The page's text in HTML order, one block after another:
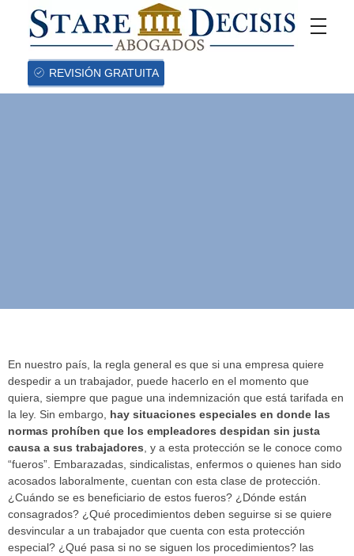
REVISIÓN GRATUITA
En nuestro país, la regla general es que si una empresa quiere
despedir a un trabajador, puede hacerlo en el momento que
quiera, siempre que pague una indemnización que está tarifada en
la ley. Sin embargo, hay situaciones especiales en donde las
normas prohíben que los empleadores despidan sin justa
causa a sus trabajadores , y a esta protección se le conoce como
“fueros”. Embarazadas, sindicalistas, enfermos o quienes han sido
acosados laboralmente, cuentan con esta clase de protección.
¿Cuándo se es beneficiario de estos fueros? ¿Dónde están
consagrados? ¿Qué procedimientos deben seguirse si se quiere
desvincular a un trabajador que cuenta con esta protección
especial? ¿Qué pasa si no se siguen los procedimientos? las